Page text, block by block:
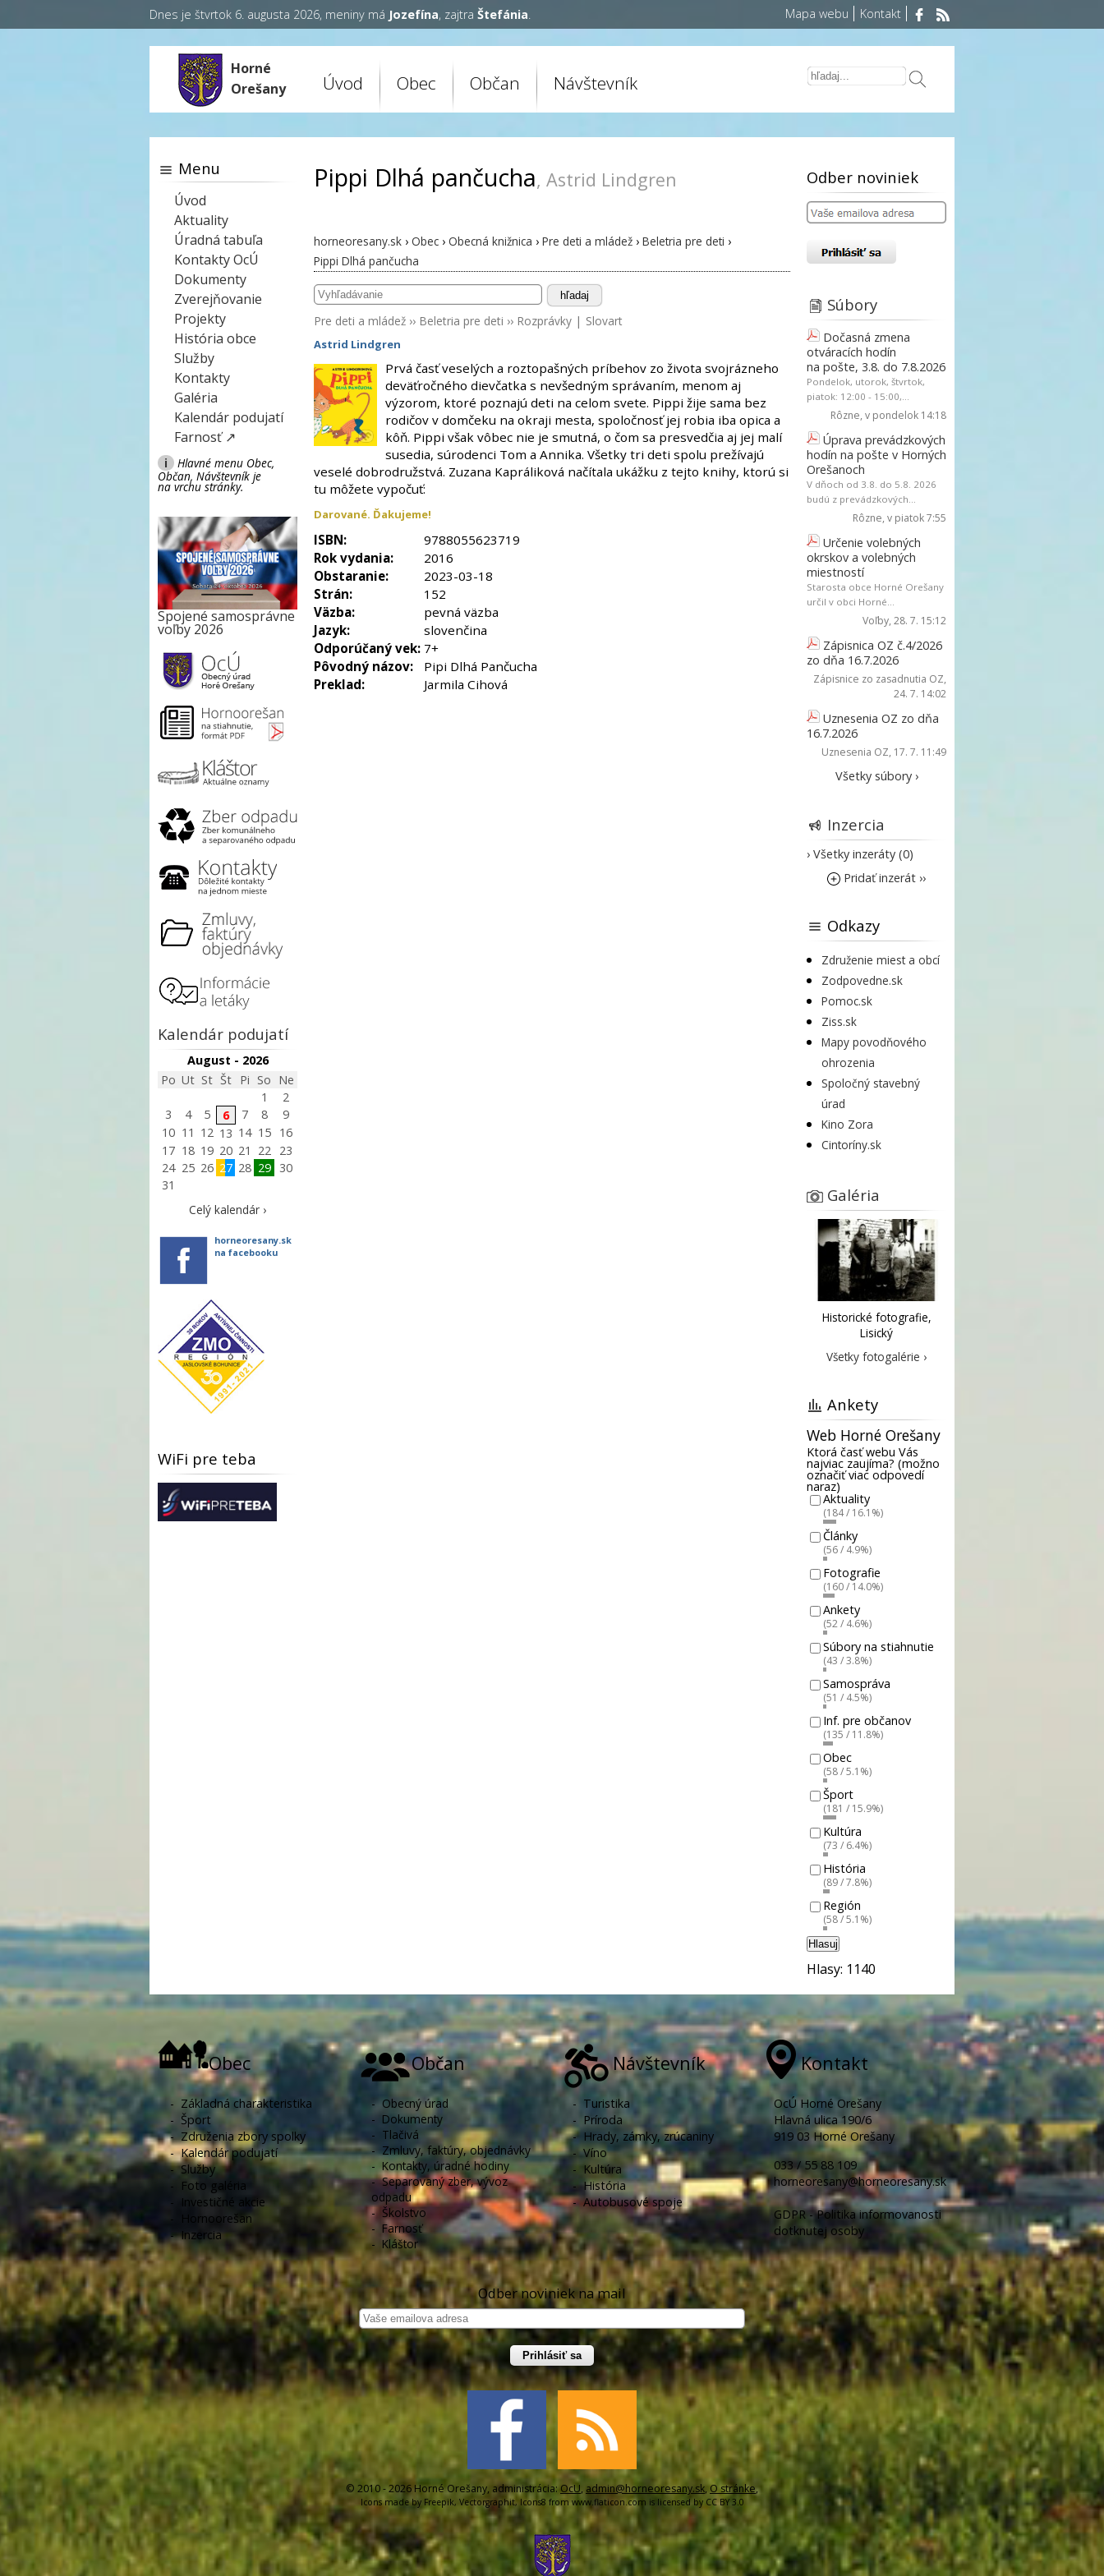
Dnes je štvrtok 6. augusta 2026, meniny má Jozefína, zajtra Štefánia. Mapa webu Kontakt
Horné
Orešany
Úvod Obec Občan Návštevník
Pippi Dlhá pančucha, Astrid Lindgren
horneoresany.sk › Obec › Obecná knižnica › Pre deti a mládež › Beletria pre deti ›
Pippi Dlhá pančucha
hľadaj
Pre deti a mládež ›› Beletria pre deti ›› Rozprávky | Slovart
Astrid Lindgren
Prvá časť veselých a roztopašných príbehov zo života svojrázneho
deväťročného dievčatka s nevšedným správaním, menom aj
výzorom, ktoré poznajú deti na celom svete. Pippi žije sama bez
rodičov v domčeku na okraji mesta, spoločnosť jej robia iba opica a
kôň. Pippi však vôbec nie je smutná, o čom sa presvedčia aj jej malí
susedia, súrodenci Tom a Annika. Všetky tri deti spolu prežívajú
veselé dobrodružstvá. Zuzana Kapráliková načítala ukážku z tejto knihy, ktorú si
tu môžete vypočuť:
Darované. Ďakujeme!
ISBN:
9788055623719
Rok vydania:
2016
Obstaranie:
2023-03-18
Strán:
152
Väzba:
pevná väzba
Jazyk:
slovenčina
Odporúčaný vek: 7+
Pôvodný názov:
Pipi Dlhá Pančucha
Preklad:
Jarmila Cihová
Menu
Úvod
Aktuality
Úradná tabuľa
Kontakty OcÚ
Dokumenty
Zverejňovanie
Projekty
História obce
Služby
Kontakty
Galéria
Kalendár podujatí
Farnosť ↗
i
Hlavné menu Obec,
Občan, Návštevník je
na vrchu stránky.
Spojené samosprávne
voľby 2026
Kalendár podujatí
August - 2026
Po Ut St Št Pi So Ne
1
2
3
4 5 6 7 8
9
10 11 12 13 14 15
16
17 18 19 20 21 22
23
24 25 26 27 28 29
30
31
Celý kalendár ›
horneoresany.sk
na facebooku
WiFi pre teba
Odber noviniek
Súbory
Dočasná zmena
otváracích hodín
na pošte, 3.8. do 7.8.2026
Pondelok, utorok, štvrtok,
piatok: 12:00 - 15:00,...
Rôzne, v pondelok 14:18
Úprava prevádzkových
hodín na pošte v Horných
Orešanoch
V dňoch od 3.8. do 5.8. 2026
budú z prevádzkových...
Rôzne, v piatok 7:55
Určenie volebných
okrskov a volebných
miestností
Starosta obce Horné Orešany
určil v obci Horné...
Voľby, 28. 7. 15:12
Zápisnica OZ č.4/2026
zo dňa 16.7.2026
Zápisnice zo zasadnutia OZ,
24. 7. 14:02
Uznesenia OZ zo dňa
16.7.2026
Uznesenia OZ, 17. 7. 11:49
Všetky súbory ›
Inzercia
› Všetky inzeráty (0)
Pridať inzerát ››
Odkazy
Združenie miest a obcí
Zodpovedne.sk
Pomoc.sk
Ziss.sk
Mapy povodňového
ohrozenia
Spoločný stavebný
úrad
Kino Zora
Cintoríny.sk
Galéria
Historické fotografie,
Lisický
Všetky fotogalérie ›
Ankety
Web Horné Orešany
Ktorá časť webu Vás
najviac zaujíma? (možno
označiť viac odpovedí
naraz)
Aktuality
(184 / 16.1%)
Články
(56 / 4.9%)
Fotografie
(160 / 14.0%)
Ankety
(52 / 4.6%)
Súbory na stiahnutie
(43 / 3.8%)
Samospráva
(51 / 4.5%)
Inf. pre občanov
(135 / 11.8%)
Obec
(58 / 5.1%)
Šport
(181 / 15.9%)
Kultúra
(73 / 6.4%)
História
(89 / 7.8%)
Región
(58 / 5.1%)
Hlasuj
Hlasy: 1140
Obec
- Základná charakteristika
- Šport
- Združenia zbory spolky
-Kalendár podujatí
-Služby
- Foto galéria
- Investičné akcie
-
Hornoorešan
-Inzercia
Občan
-Obecný úrad
- Dokumenty
- Tlačivá
- Zmluvy, faktúry, objednávky
- Kontakty, úradné hodiny
-Separovaný zber, vývoz
odpadu
- Školstvo
- Farnosť
- Kláštor
Návštevník
- Turistika
- Príroda
- Hrady, zámky, zrúcaniny
-Víno
- Kultúra
-História
-Autobusové spoje
Kontakt
OcÚ Horné Orešany
Hlavná ulica 190/6
919 03 Horné Orešany
033 / 55 88 109
horneoresany@horneoresany.sk
GDPR - Politika informovanosti
dotknutej osoby
Odber noviniek na mail
Prihlásiť sa
© 2010 - 2026 Horné Orešany, administrácia: OcU, admin@horneoresany.sk,O stránke,
Icons made by Freepik, Vectorgraphit, Icons8 fromwww.flaticon.com is licensed by CC BY 3.0